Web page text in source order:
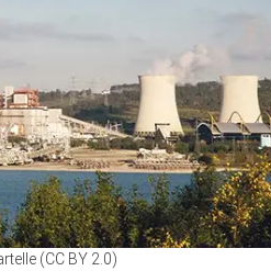
(CC BY 2.0)